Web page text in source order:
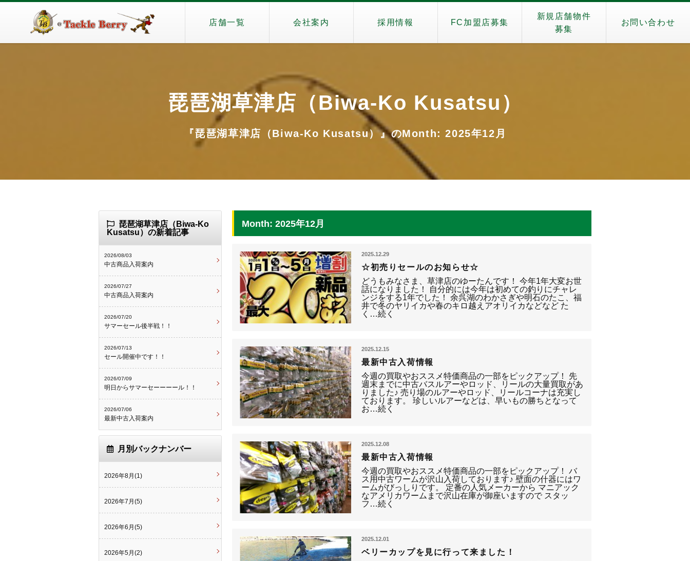
店舗一覧 会社案内 採用情報 FC加盟店募集
新規店舗物件
募集
お問い合わせ
琵琶湖草津店（Biwa-Ko Kusatsu）
『琵琶湖草津店（Biwa-Ko Kusatsu）』のMonth: 2025年12月
Month: 2025年12月
2025.12.29
☆初売りセールのお知らせ☆
どうもみなさま、草津店のゆーたんです！ 今年1年大変お世
話になりました！ 自分的には今年は初めての釣りにチャレ
ンジをする1年でした！ 余呉湖のわかさぎや明石のたこ、福
井で冬のヤリイカや春のキロ越えアオリイカなどなど た
く…続く
2025.12.15
最新中古入荷情報
今週の買取やおススメ特価商品の一部をピックアップ！ 先
週末までに中古バスルアーやロッド、リールの大量買取があ
りました♪ 売り場のルアーやロッド、リールコーナは充実し
ております。 珍しいルアーなどは、早いもの勝ちとなって
お…続く
2025.12.08
最新中古入荷情報
今週の買取やおススメ特価商品の一部をピックアップ！ バ
ス用中古ワームが沢山入荷しております♪ 壁面の什器にはワ
ームがびっしりです。 定番の人気メーカーから マニアック
なアメリカワームまで沢山在庫が御座いますので スタッ
フ…続く
2025.12.01
ベリーカップを見に行って来ました！
琵琶湖草津店（Biwa-Ko
Kusatsu）の新着記事
2026/08/03
中古商品入荷案内
2026/07/27
中古商品入荷案内
2026/07/20
サマーセール後半戦！！
2026/07/13
セール開催中です！！
2026/07/09
明日からサマーセーーーール！！
2026/07/06
最新中古入荷案内
月別バックナンバー
2026年8月(1)
2026年7月(5)
2026年6月(5)
2026年5月(2)